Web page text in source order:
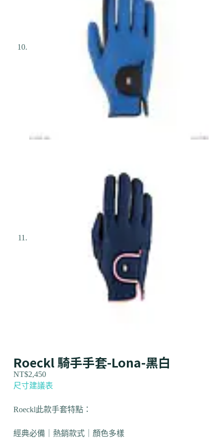
Roeckl 騎手手套-Lona-黑白
NT$2,450
尺寸建議表
Roeckl此款手套特點：
經典必備｜熱銷款式｜顏色多樣